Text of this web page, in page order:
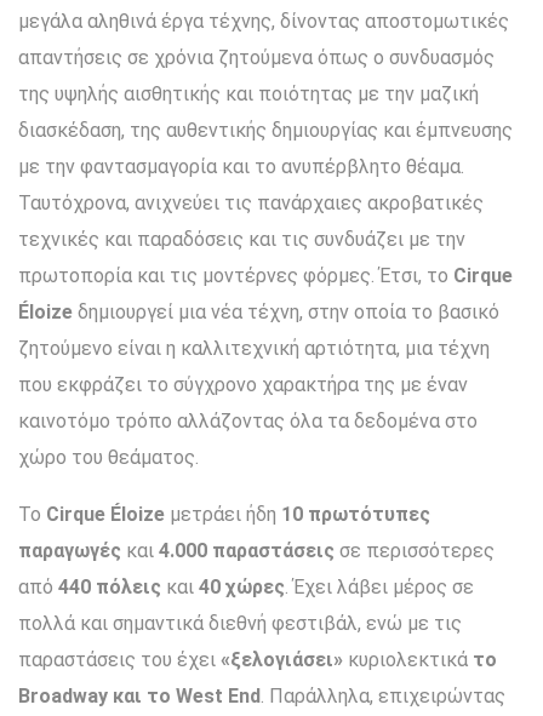
μεγάλα αληθινά έργα τέχνης, δίνοντας αποστομωτικές
απαντήσεις σε χρόνια ζητούμενα όπως ο συνδυασμός
της υψηλής αισθητικής και ποιότητας με την μαζική
διασκέδαση, της αυθεντικής δημιουργίας και έμπνευσης
με την φαντασμαγορία και το ανυπέρβλητο θέαμα.
Ταυτόχρονα, ανιχνεύει τις πανάρχαιες ακροβατικές
τεχνικές και παραδόσεις και τις συνδυάζει με την
πρωτοπορία και τις μοντέρνες φόρμες. Έτσι, το Cirque
Éloize δημιουργεί μια νέα τέχνη, στην οποία το βασικό
ζητούμενο είναι η καλλιτεχνική αρτιότητα, μια τέχνη
που εκφράζει το σύγχρονο χαρακτήρα της με έναν
καινοτόμο τρόπο αλλάζοντας όλα τα δεδομένα στο
χώρο του θεάματος.
Το Cirque Éloize μετράει ήδη 10 πρωτότυπες
παραγωγές και 4.000 παραστάσεις σε περισσότερες
από 440 πόλεις και 40 χώρες . Έχει λάβει μέρος σε
πολλά και σημαντικά διεθνή φεστιβάλ, ενώ με τις
παραστάσεις του έχει «ξελογιάσει» κυριολεκτικά το
Broadway και το West End . Παράλληλα, επιχειρώντας